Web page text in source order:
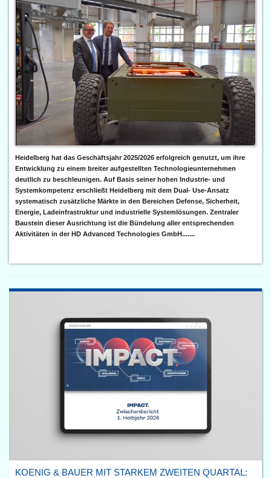
Heidelberg hat das Geschäftsjahr 2025/2026 erfolgreich genutzt, um ihre
Entwicklung zu einem breiter aufgestellten Technologieunternehmen
deutlich zu beschleunigen. Auf Basis seiner hohen Industrie- und
Systemkompetenz erschließt Heidelberg mit dem Dual- Use-Ansatz
systematisch zusätzliche Märkte in den Bereichen Defense, Sicherheit,
Energie, Ladeinfrastruktur und industrielle Systemlösungen. Zentraler
Baustein dieser Ausrichtung ist die Bündelung aller entsprechenden
Aktivitäten in der HD Advanced Technologies GmbH.......
KOENIG & BAUER MIT STARKEM ZWEITEN QUARTAL: